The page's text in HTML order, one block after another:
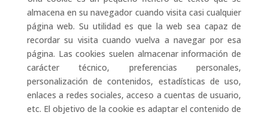
almacena en su navegador cuando visita casi cualquier
página web. Su utilidad es que la web sea capaz de
recordar su visita cuando vuelva a navegar por esa
página. Las cookies suelen almacenar información de
carácter técnico, preferencias personales,
personalización de contenidos, estadísticas de uso,
enlaces a redes sociales, acceso a cuentas de usuario,
etc. El objetivo de la cookie es adaptar el contenido de